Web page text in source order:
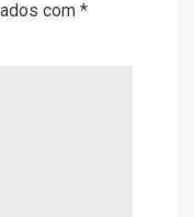
com *